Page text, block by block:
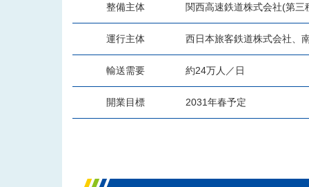
整備主体 関西高速鉄道株式会社(第三
運行主体 西日本旅客鉄道株式会社、
輸送需要 約24万人／日
開業目標 2031年春予定